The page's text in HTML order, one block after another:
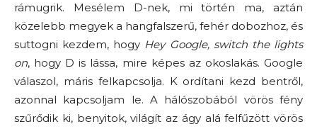
rámugrik. Mesélem D-nek, mi történ ma, aztán
közelebb megyek a hangfalszerű, fehér dobozhoz, és
suttogni kezdem, hogy Hey Google, switch the lights
on, hogy D is lássa, mire képes az okoslakás. Google
válaszol, máris felkapcsolja. K ordítani kezd bentről,
azonnal kapcsoljam le. A hálószobából vörös fény
szűrődik ki, benyitok, világít az ágy alá felfűzött vörös